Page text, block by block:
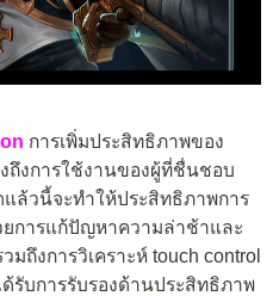
การเพิ่มประสิทธิภาพของ
ถึงการใช้งานของผู้ที่ชื่นชอบ
แล้วนี้จะทำให้ประสิทธิภาพการ
การแก้ปัญหาความล่าช้าและ
ถึงการวิเคราะห์ touch control
รับการรับรองด้านประสิทธิภาพ